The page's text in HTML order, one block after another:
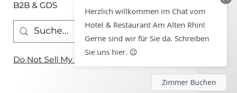
B2B & GDS
Do Not Sell My Personal Information
Herzlich willkommen im Chat vom
Hotel & Restaurant Am Alten Rhin!
Gerne sind wir für Sie da. Schreiben
Sie uns hier. 😉
Zimmer Buchen